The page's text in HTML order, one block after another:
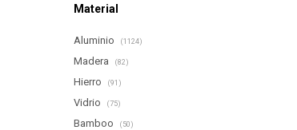
Material
Aluminio (1124)
Madera (82)
Hierro (91)
Vidrio (75)
Bamboo (50)